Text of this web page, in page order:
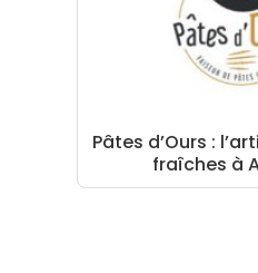
Pâtes d’Ours :
fraîches à